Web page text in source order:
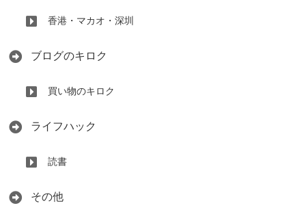
香港・マカオ・深圳
ブログのキロク
買い物のキロク
ライフハック
読書
その他